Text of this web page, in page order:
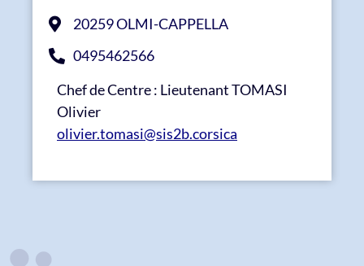
20259 OLMI-CAPPELLA
0495462566
Chef de Centre : Lieutenant TOMASI
Olivier
olivier.tomasi@sis2b.corsica